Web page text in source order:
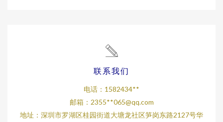
联系我们
电话：1582434**
邮箱：2355**065@qq.com
地址：深圳市罗湖区桂园街道大塘龙社区笋岗东路2127号华